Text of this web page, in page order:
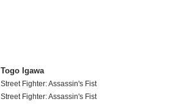
Togo Igawa
Street Fighter: Assassin's Fist
Street Fighter: Assassin's Fist